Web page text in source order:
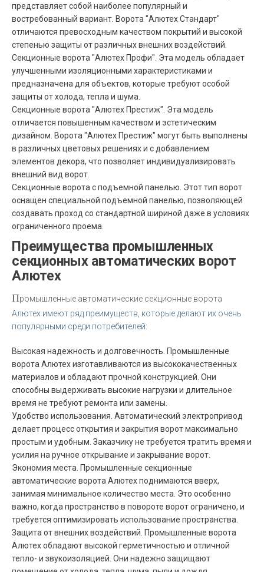
представляет собой наиболее популярный и
востребованный вариант. Ворота "Алютех Стандарт"
отличаются превосходным качеством покрытий и высокой
степенью защиты от различных внешних воздействий.
Секционные ворота "Алютех Профи". Эта модель обладает
улучшенными изоляционными характеристиками и
предназначена для объектов, которые требуют особой
защиты от холода, тепла и шума.
Секционные ворота "Алютех Престиж". Эта модель
отличается повышенным качеством и эстетическим
дизайном. Ворота "Алютех Престиж" могут быть выполнены
в различных цветовых решениях и с добавлением
элементов декора, что позволяет индивидуализировать
внешний вид ворот.
Секционные ворота с подъемной панелью. Этот тип ворот
оснащен специальной подъемной панелью, позволяющей
создавать проход со стандартной шириной даже в условиях
ограниченного проема.
Преимущества промышленных
секционных автоматических ворот
Алютех
Промышленные автоматические секционные ворота
Алютех имеют ряд преимуществ, которые делают их очень
популярными среди потребителей:
Высокая надежность и долговечность. Промышленные
ворота Алютех изготавливаются из высококачественных
материалов и обладают прочной конструкцией. Они
способны выдерживать высокие нагрузки и длительное
время не требуют ремонта или замены.
Удобство использования. Автоматический электропривод
делает процесс открытия и закрытия ворот максимально
простым и удобным. Заказчику не требуется тратить время и
усилия на ручное открывание и закрывание ворот.
Экономия места. Промышленные секционные
автоматические ворота Алютех поднимаются вверх,
занимая минимальное количество места. Это особенно
важно, когда пространство в повороте ворот ограничено, и
требуется оптимизировать использование пространства.
Защита от внешних воздействий. Промышленные ворота
Алютех обладают высокой герметичностью и отличной
тепло- и звукоизоляцией. Они надежно защищают